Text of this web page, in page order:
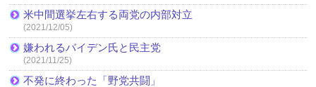
米中間選挙左右する両党の内部対立
(2021/12/05)
嫌われるバイデン氏と民主党
(2021/11/25)
不発に終わった「野党共闘」